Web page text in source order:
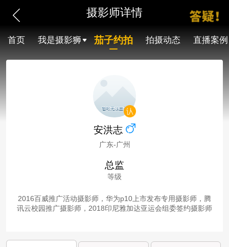
摄影师详情
首页 我是摄影狮 茄子约拍 拍摄动态 直播案例
安洪志
广东-广州
总监
等级
2016百威推广活动摄影师，华为p10上市发布专用摄影师，腾
讯云校园推广摄影师，2018印尼雅加达亚运会组委签约摄影师